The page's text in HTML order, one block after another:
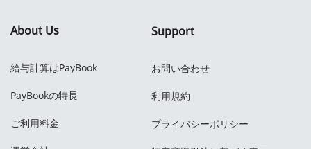
About Us
給与計算はPayBook
PayBookの特長
ご利用料金
Support
お問い合わせ
利用規約
プライバシーポリシー